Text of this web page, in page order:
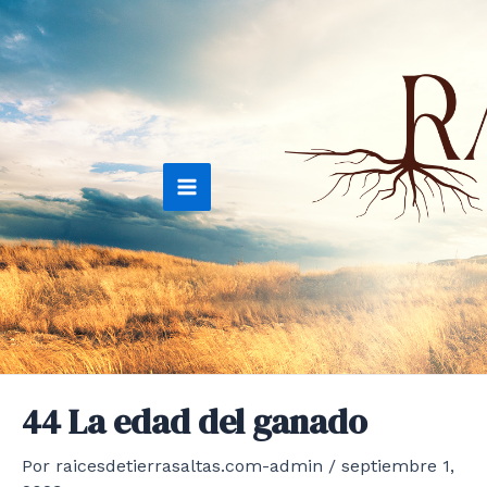
Ir
al
contenido
Main
Menu
44 La edad del ganado
Por raicesdetierrasaltas.com-admin / septiembre 1,